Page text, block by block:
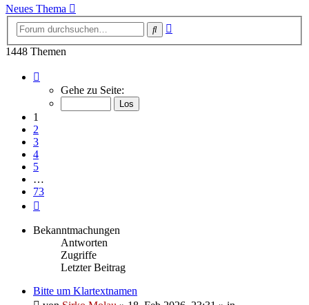
Neues Thema
Suche
1448 Themen
von
Gehe zu Seite:
1
2
3
4
5
…
73
Bekanntmachungen
Antworten
Zugriffe
Letzter Beitrag
Bitte um Klartextnamen